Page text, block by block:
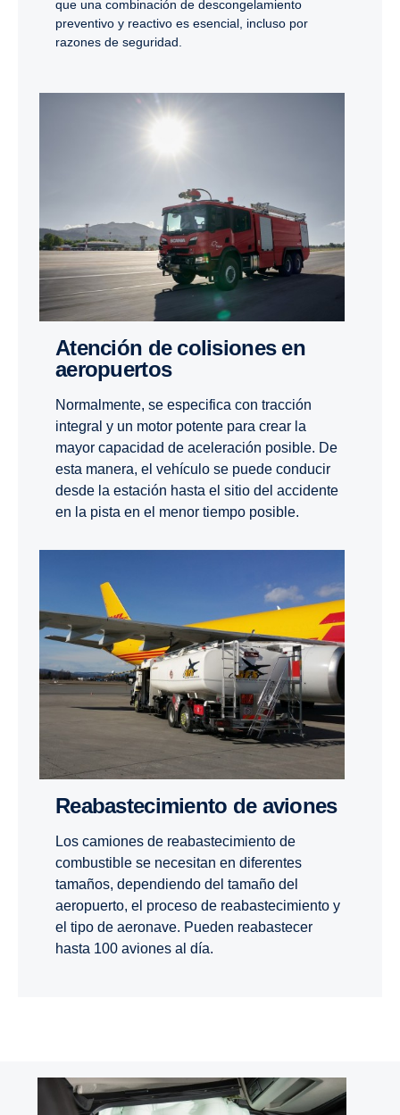
que una combinación de descongelamiento
preventivo y reactivo es esencial, incluso por
razones de seguridad.
Atención de colisiones en
aeropuertos
Normalmente, se especifica con tracción
integral y un motor potente para crear la
mayor capacidad de aceleración posible. De
esta manera, el vehículo se puede conducir
desde la estación hasta el sitio del accidente
en la pista en el menor tiempo posible.
Reabastecimiento de aviones
Los camiones de reabastecimiento de
combustible se necesitan en diferentes
tamaños, dependiendo del tamaño del
aeropuerto, el proceso de reabastecimiento y
el tipo de aeronave. Pueden reabastecer
hasta 100 aviones al día.